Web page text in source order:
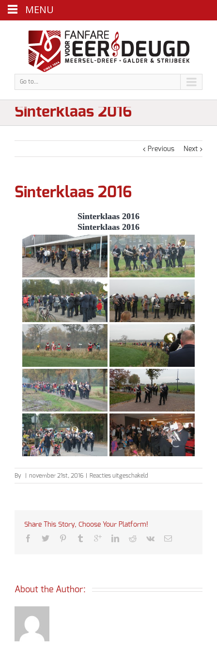
Go to...
Sinterklaas 2016
Previous Next
Sinterklaas 2016
Sinterklaas 2016
Sinterklaas 2016
By november 21st, 2016 Reacties uitgeschakeld
Sinterklaas
Share This Story, Choose Your Platform!
About the Author:
MENU